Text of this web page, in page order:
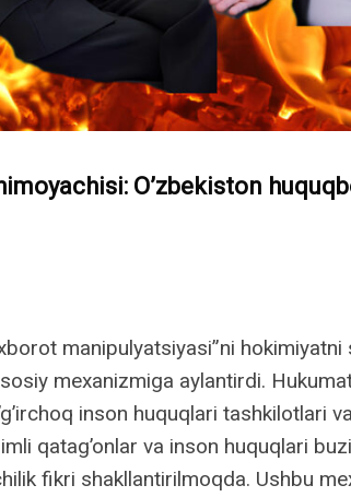
O’zbekiston
manipulyatsiyasi”ni
mexanizmiga aylantirdi.
inson huquqlari tashkilotlari
qatag’onlar va inson huquqlari
fikri shakllantirilmoqda. Ushbu